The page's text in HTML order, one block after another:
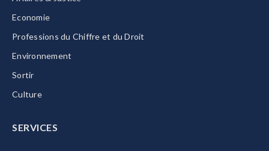
Economie
Professions du Chiffre et du Droit
Environnement
Sortir
Culture
SERVICES